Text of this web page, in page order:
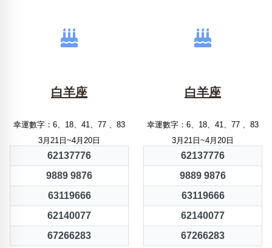
白羊座
幸運數字：6、18、41、77 、83
3月21日~4月20日
62137776
9889 9876
63119666
62140077
67266283
白羊座
幸運數字：6、18、41、77 、83
3月21日~4月20日
62137776
9889 9876
63119666
62140077
67266283